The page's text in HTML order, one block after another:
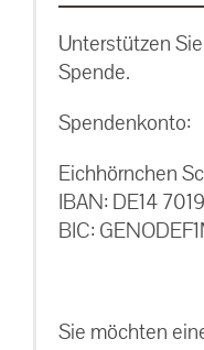
Unterstützen
Spende.
Spendenkonto:
Eichhörnchen
IBAN: DE14
BIC:
Sie möchten